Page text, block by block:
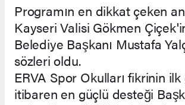
Programın en dikkat çeken
Kayseri Valisi Gökmen
Belediye Başkanı Mustafa
sözleri oldu.
ERVA Spor Okulları fikrinin
itibaren en güçlü desteği